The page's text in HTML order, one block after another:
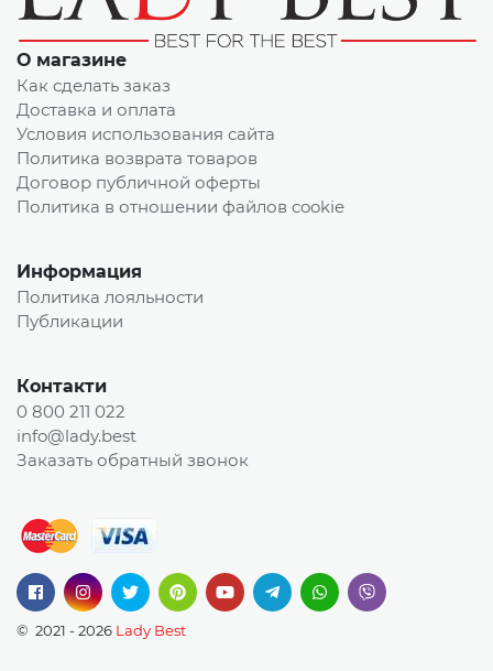
О магазине
Как сделать заказ
Доставка и оплата
Условия использования сайта
Политика возврата товаров
Договор публичной оферты
Политика в отношении файлов cookie
Информация
Политика лояльности
Публикации
Контакти
0 800 211 022
info@lady.best
Заказать обратный звонок
© 2021 - 2026 Lady Best